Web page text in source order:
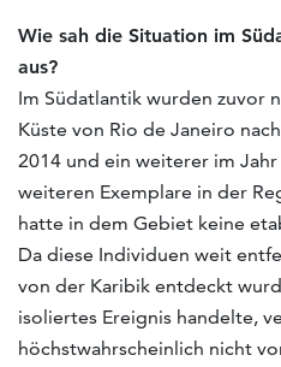
Wie sah die Situation im
aus?
Im Südatlantik wurden zuvor
Küste von Rio de Janeiro
2014 und ein weiterer im
weiteren Exemplare in der
hatte in dem Gebiet keine
Da diese Individuen weit
von der Karibik entdeckt
isoliertes Ereignis handelte,
höchstwahrscheinlich nicht